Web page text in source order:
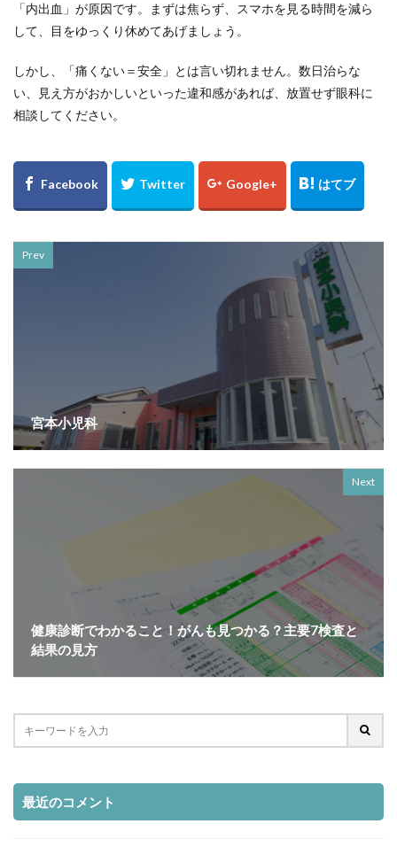
「内出血」が原因です。まずは焦らず、スマホを見る時間を減ら
して、目をゆっくり休めてあげましょう。
しかし、「痛くない＝安全」とは言い切れません。数日治らな
い、見え方がおかしいといった違和感があれば、放置せず眼科に
相談してください。
Prev
宮本小児科
Next
健康診断でわかること！がんも見つかる？主要7検査と
結果の見方
最近のコメント